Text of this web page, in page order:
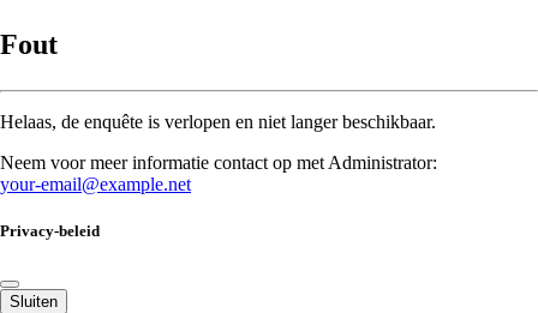
Fout
Helaas, de enquête is verlopen en niet langer beschikbaar.
Neem voor meer informatie contact op met Administrator:
your-email@example.net
Privacy-beleid
Sluiten